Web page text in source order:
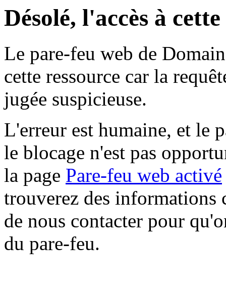
Désolé, l'accès à
Le pare-feu web de
cette ressource car la
jugée suspicieuse.
L'erreur est humaine, et le
le blocage n'est pas
la page Pare-feu web activé
trouverez des informations
de nous contacter pour
du pare-feu.